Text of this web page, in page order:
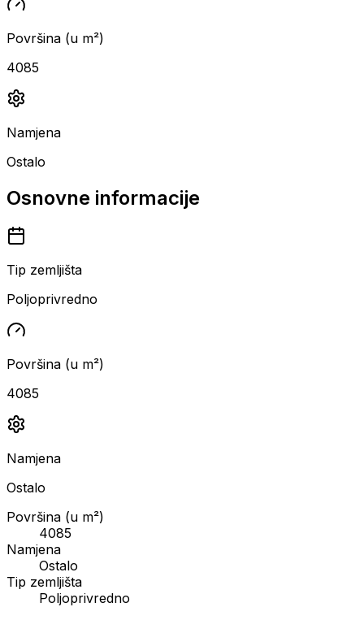
Površina (u m²)
4085
Namjena
Ostalo
Osnovne informacije
Tip zemljišta
Poljoprivredno
Površina (u m²)
4085
Namjena
Ostalo
Površina (u m²)
4085
Namjena
Ostalo
Tip zemljišta
Poljoprivredno